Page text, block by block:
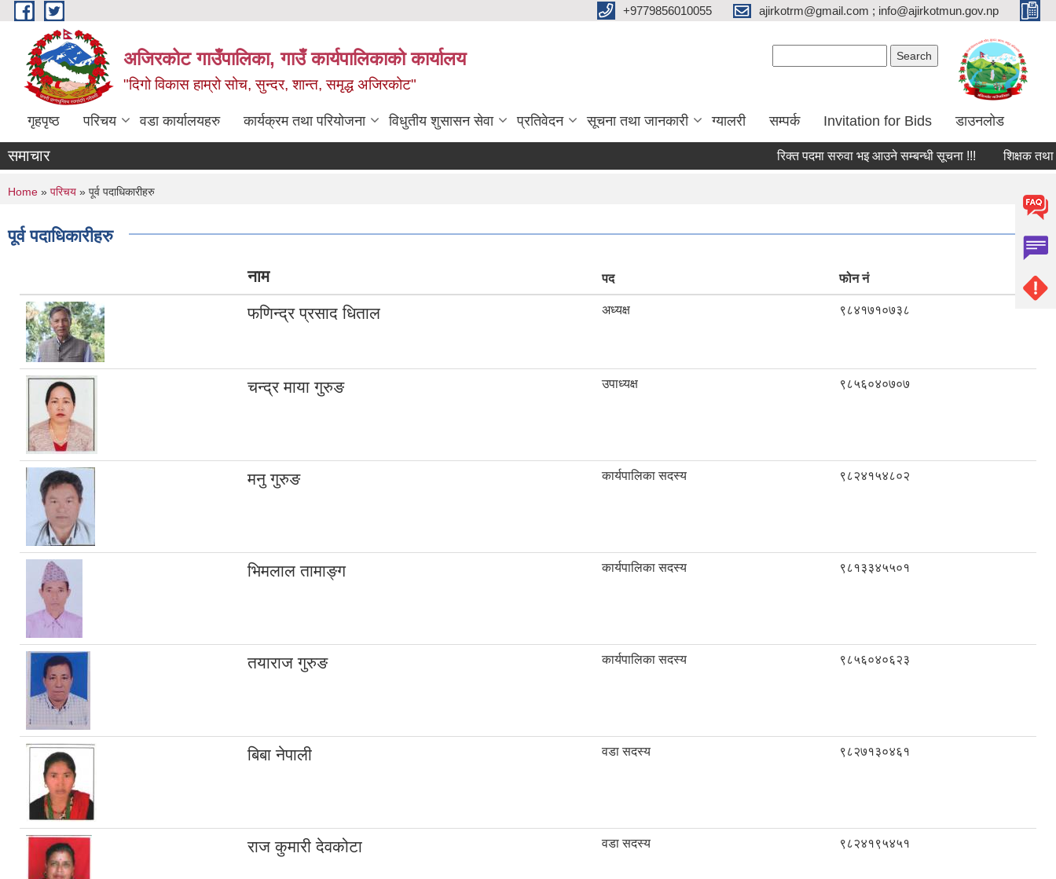
Skip to main content +9779856010055 ajirkotrm@gmail.com ; info@ajirkotmun.gov.np
अजिरकोट गाउँपालिका, गाउँ कार्यपालिकाको कार्यालय
"दिगो विकास हाम्रो सोच, सुन्दर, शान्त, समृद्ध अजिरकोट"
गृहपृष्ठ परिचय वडा कार्यालयहरु कार्यक्रम तथा परियोजना विधुतीय शुसासन सेवा प्रतिवेदन सूचना तथा जानकारी ग्यालरी सम्पर्क Invitation for Bids डाउनलोड
समाचार रिक्त पदमा सरुवा भइ आउने सम्बन्धी सूचना !!! शिक्षक तथा
You are here
Home » परिचय » पूर्व पदाधिकारीहरु
पूर्व पदाधिकारीहरु
नाम पद फोन नं
फणिन्द्र प्रसाद धिताल अध्यक्ष ९८४१७१०७३८
चन्द्र माया गुरुङ उपाध्यक्ष ९८५६०४०७०७
मनु गुरुङ कार्यपालिका सदस्य ९८२४१५४८०२
भिमलाल तामाङ्ग कार्यपालिका सदस्य ९८१३३४५५०१
तयाराज गुरुङ कार्यपालिका सदस्य ९८५६०४०६२३
बिबा नेपाली वडा सदस्य ९८२७१३०४६१
राज कुमारी देवकोटा वडा सदस्य ९८२४१९५४५१